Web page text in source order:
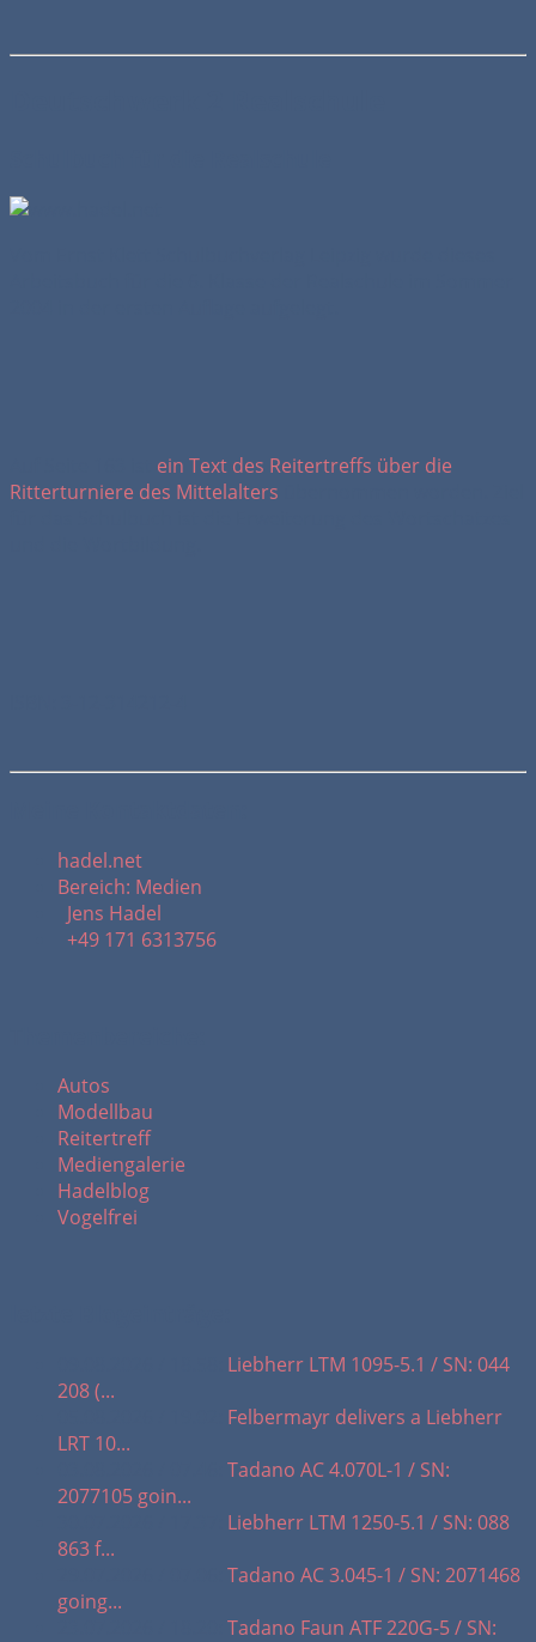
ein Text des Reitertreffs über die
Ritterturniere des Mittelalters
hadel.net
Bereich: Medien
Jens Hadel
+49 171 6313756
Autos
Modellbau
Reitertreff
Mediengalerie
Hadelblog
Vogelfrei
Liebherr LTM 1095-5.1 / SN: 044
208 (...
Felbermayr delivers a Liebherr
LRT 10...
Tadano AC 4.070L-1 / SN:
2077105 goin...
Liebherr LTM 1250-5.1 / SN: 088
863 f...
Tadano AC 3.045-1 / SN: 2071468
going...
Tadano Faun ATF 220G-5 / SN: